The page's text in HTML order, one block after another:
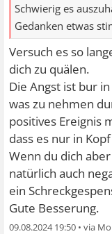
Schwierig es
Gedanken etwas
Versuch es so
dich zu quälen.
Die Angst ist bur
was zu nehmen
positives Ereignis
dass es nur in
Wenn du dich
natürlich auch
ein
Gute Besserung.
09.08.2024 19:50 •